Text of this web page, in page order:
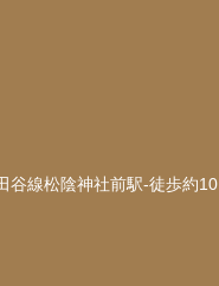
谷線松陰神社前駅-徒歩約10